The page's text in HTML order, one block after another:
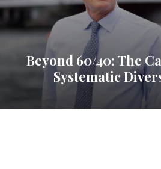
Beyond 60/40: The
Systematic